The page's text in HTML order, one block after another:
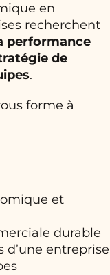
en
recherchent
performance
de
.
forme à
et
durable
d’une entreprise